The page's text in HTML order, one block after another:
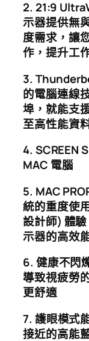
2. 21:9
示器提供無
度需求，讓
作，提升工
3.
的電腦連線
埠，就能支
至高性能資
4. SCREEN
MAC 電腦
5. MAC
統的重度使
設計師) 體
示器的高效
6. 健康不閃
導致視疲勞
更舒適
7. 護眼模式
接近的高能